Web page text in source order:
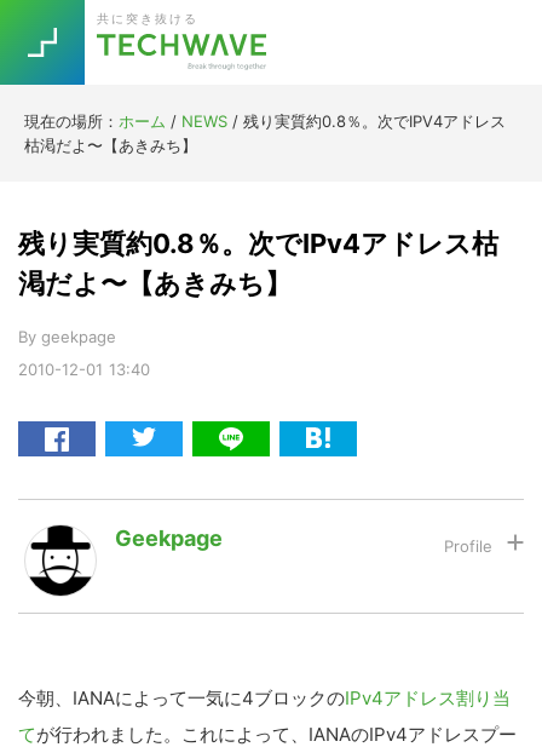
primary
navigation
main
content
primary
sidebar
footer
共に突き抜ける
現在の場所： ホーム / NEWS / 残り実質約0.8％。次でIPV4アドレス
枯渇だよ〜【あきみち】
2010-12-01 13:40
残り実質約0.8％。次でIPv4アドレス枯
渇だよ〜【あきみち】
By geekpage
Geekpage
今朝、IANAによって一気に4ブロックのIPv4アドレス割り当
てが行われました。これによって、IANAのIPv4アドレスプー
TOPICS
RE:LIFE
Re:Work
AI
Drone
[Startup]
[Voice Edition]
[YouTube]
投資家登録
Trend 今話題の注目キーワード
5G Asana テレワーク